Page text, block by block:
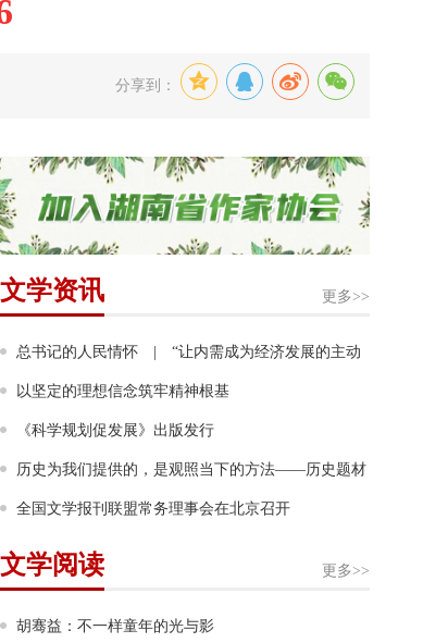
分享到：
更多>>
文学资讯
总书记的人民情怀 | “让内需成为经济发展的主动
力”
以坚定的理想信念筑牢精神根基
《科学规划促发展》出版发行
历史为我们提供的，是观照当下的方法——历史题材
非虚构写作多人谈
全国文学报刊联盟常务理事会在北京召开
更多>>
文学阅读
胡骞益：不一样童年的光与影